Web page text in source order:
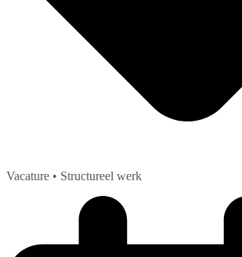
Vacature • Structureel werk